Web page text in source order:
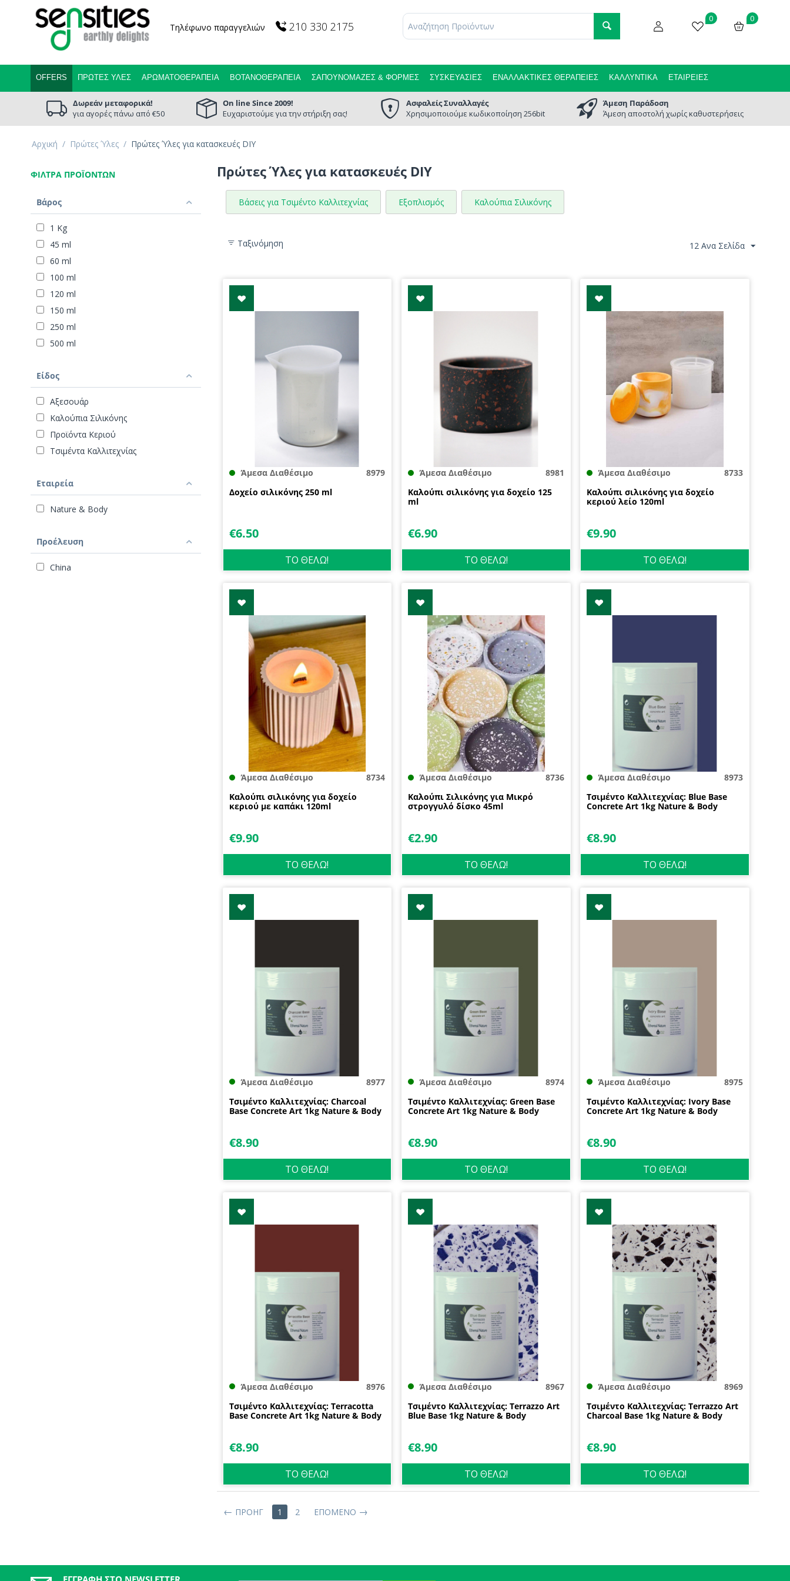
Τηλέφωνο παραγγελιών 210 330 2175
0
0
OFFERS ΠΡΏΤΕΣ ΎΛΕΣ ΑΡΩΜΑΤΟΘΕΡΑΠΕΊΑ ΒΟΤΑΝΟΘΕΡΑΠΕΊΑ ΣΑΠΟΥΝΌΜΑΖΕΣ & ΦΌΡΜΕΣ ΣΥΣΚΕΥΑΣΊΕΣ ΕΝΑΛΛΑΚΤΙΚΈΣ ΘΕΡΑΠΕΊΕΣ ΚΑΛΛΥΝΤΙΚΆ ΕΤΑΙΡΕΊΕΣ
Δωρεάν μεταφορικά!
για αγορές πάνω από €50
On line Since 2009!
Ευχαριστούμε για την στήριξη σας!
Ασφαλείς Συναλλαγές
Χρησιμοποιούμε κωδικοποίηση 256bit
Άμεση Παράδοση
Άμεση αποστολή χωρίς καθυστερήσεις
Αρχική / Πρώτες Ύλες / Πρώτες Ύλες για κατασκευές DIY
ΦΊΛΤΡΑ ΠΡΟΪΌΝΤΩΝ
Βάρος
1 Kg
45 ml
60 ml
100 ml
120 ml
150 ml
250 ml
500 ml
Είδος
Αξεσουάρ
Καλούπια Σιλικόνης
Προϊόντα Κεριού
Τσιμέντα Καλλιτεχνίας
Εταιρεία
Nature & Body
Προέλευση
China
Πρώτες Ύλες για κατασκευές DIY
Βάσεις για Τσιμέντο Καλλιτεχνίας Εξοπλισμός Καλούπια Σιλικόνης
Ταξινόμηση 12 Ανα Σελίδα
Άμεσα Διαθέσιμο
8979
Δοχείο σιλικόνης 250 ml
€6.50
ΤΟ ΘΕΛΩ!
Άμεσα Διαθέσιμο
8981
Καλούπι σιλικόνης για δοχείο 125
ml
€6.90
ΤΟ ΘΕΛΩ!
Άμεσα Διαθέσιμο
8733
Καλούπι σιλικόνης για δοχείο
κεριού λείο 120ml
€9.90
ΤΟ ΘΕΛΩ!
Άμεσα Διαθέσιμο
8734
Καλούπι σιλικόνης για δοχείο
κεριού με καπάκι 120ml
€9.90
ΤΟ ΘΕΛΩ!
Άμεσα Διαθέσιμο
8736
Καλούπι Σιλικόνης για Μικρό
στρογγυλό δίσκο 45ml
€2.90
ΤΟ ΘΕΛΩ!
Άμεσα Διαθέσιμο
8973
Τσιμέντο Καλλιτεχνίας: Blue Base
Concrete Art 1kg Nature & Body
€8.90
ΤΟ ΘΕΛΩ!
Άμεσα Διαθέσιμο
8977
Τσιμέντο Καλλιτεχνίας: Charcoal
Base Concrete Art 1kg Nature & Body
€8.90
ΤΟ ΘΕΛΩ!
Άμεσα Διαθέσιμο
8974
Τσιμέντο Καλλιτεχνίας: Green Base
Concrete Art 1kg Nature & Body
€8.90
ΤΟ ΘΕΛΩ!
Άμεσα Διαθέσιμο
8975
Τσιμέντο Καλλιτεχνίας: Ivory Base
Concrete Art 1kg Nature & Body
€8.90
ΤΟ ΘΕΛΩ!
Άμεσα Διαθέσιμο
8976
Τσιμέντο Καλλιτεχνίας: Terracotta
Base Concrete Art 1kg Nature & Body
€8.90
ΤΟ ΘΕΛΩ!
Άμεσα Διαθέσιμο
8967
Τσιμέντο Καλλιτεχνίας: Terrazzo Art
Blue Base 1kg Nature & Body
€8.90
ΤΟ ΘΕΛΩ!
Άμεσα Διαθέσιμο
8969
Τσιμέντο Καλλιτεχνίας: Terrazzo Art
Charcoal Base 1kg Nature & Body
€8.90
ΤΟ ΘΕΛΩ!
ΠΡΟΗΓ 1 2 ΕΠΌΜΕΝΟ